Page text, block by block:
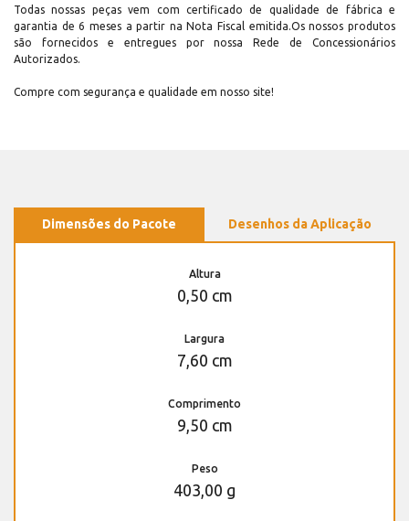
Todas nossas peças vem com certificado de qualidade de fábrica e
garantia de 6 meses a partir na Nota Fiscal emitida.Os nossos produtos
são fornecidos e entregues por nossa Rede de Concessionários
Autorizados.
Compre com segurança e qualidade em nosso site!
Dimensões do Pacote Desenhos da Aplicação
Altura
0,50 cm
Largura
7,60 cm
Comprimento
9,50 cm
Peso
403,00 g